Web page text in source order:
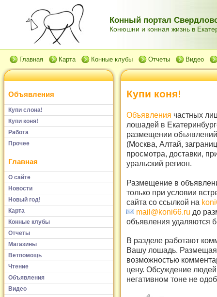
Конный портал
Конюшни и конная жизнь в
Главная Карта Конные клубы Отчеты Видео
Объявления
Купи слона!
Купи коня!
Работа
Прочее
Главная
О сайте
Новости
Новый год!
Карта
Конные клубы
Отчеты
Магазины
Ветпомощь
Чтение
Объявления
Видео
Купи коня!
Объявления частных
лошадей в
размещении
(Москва, Алтай,
просмотра, доставки,
уральский регион.
Размещение в
только при условии
сайта со ссылкой на
mail@koni66.ru до
объявления удаляются
В разделе работают
Вашу лошадь. Размещая
возможностью
цену. Обсуждение
негативном тоне не